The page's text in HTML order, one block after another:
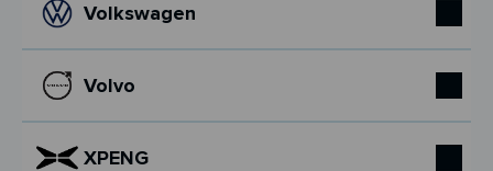
Volkswagen
Volvo
XPENG